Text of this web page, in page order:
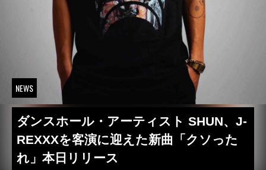
NEWS
ダンスホール・アーティスト SHUN、J-
REXXXを客演に迎えた新曲「クソった
れ」本日リリース